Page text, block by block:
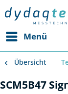
Menü
Übersicht
SCM5B47